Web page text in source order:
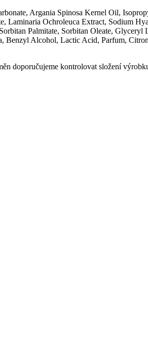
Argania Spinosa Kernel Oil,
Laminaria Ochroleuca Extract, Sodium
Palmitate, Sorbitan Oleate,
Benzyl Alcohol, Lactic Acid, Parfum,
doporučujeme kontrolovat složení